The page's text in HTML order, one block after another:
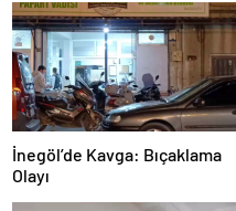
İnegöl’de Kavga: Bıçaklama
Olayı